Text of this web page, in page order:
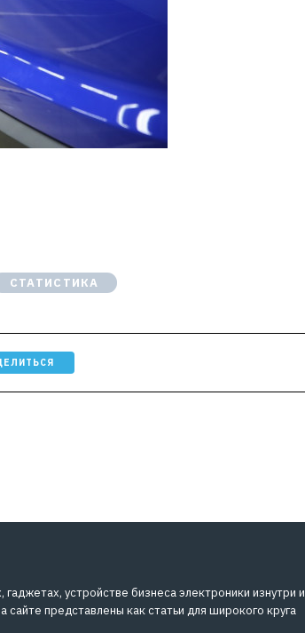
СТАТИСТИКА
устройстве бизнеса электроники изнутри и
представлены как статьи для широкого круга